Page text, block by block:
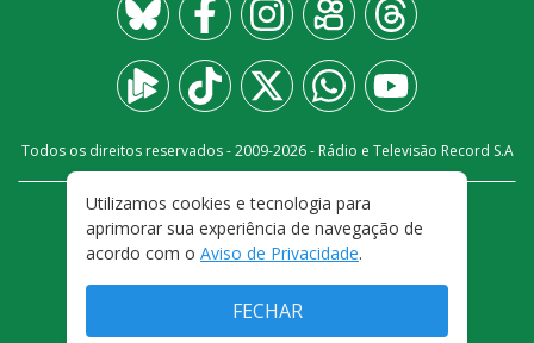
Todos os direitos reservados - 2009-2026- Rádio e Televisão Record S.A
FALE CONOSCO
PRIVACIDADE
TERMOS E CONDIÇÕES DE USO
Utilizamos cookies e tecnologia para
aprimorar sua experiência de navegação de
acordo com o Aviso de Privacidade.
FECHAR